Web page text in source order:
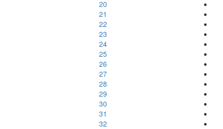
20
21
22
23
24
25
26
27
28
29
30
31
32